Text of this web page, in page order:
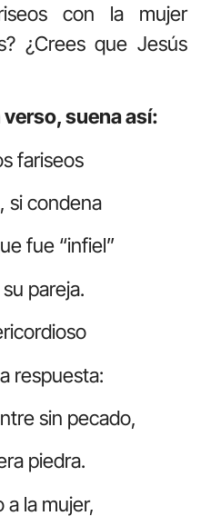
con la mujer
¿Crees que Jesús
suena así:
fariseos
si condena
fue “infiel”
pareja.
respuesta:
sin pecado,
piedra.
a la mujer,